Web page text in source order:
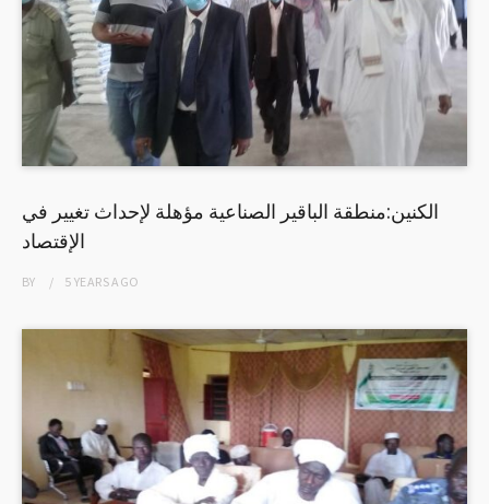
الكنين:منطقة الباقير الصناعية مؤهلة لإحداث تغيير في
الإقتصاد
BY 5 YEARSAGO